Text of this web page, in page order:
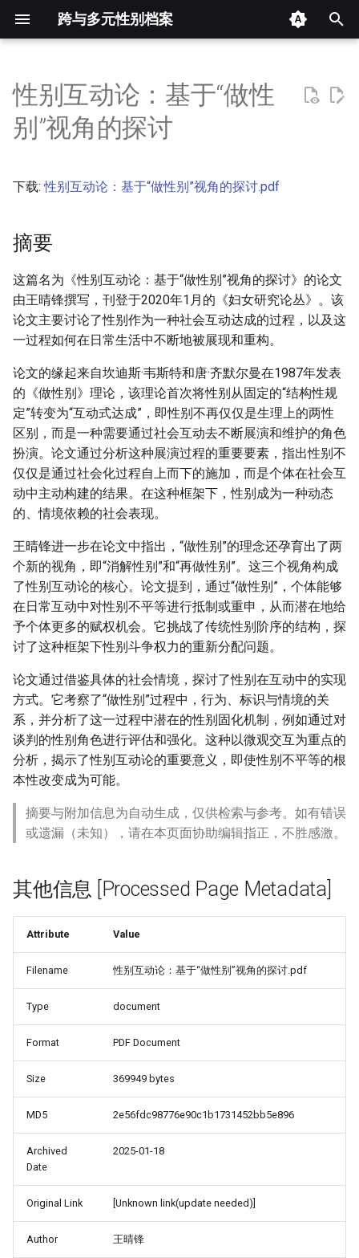
跨与多元性别档案
入
以
开
摘要
性别互动论：基于“做性
别”视角的探讨
下载:性别互动论：基于“做性别”视角的探讨.pdf
摘要
这篇名为《性别互动论：基于“做性别”视角的探讨》的论文
由王晴锋撰写，刊登于2020年1月的《妇女研究论丛》。该
论文主要讨论了性别作为一种社会互动达成的过程，以及这
一过程如何在日常生活中不断地被展现和重构。
论文的缘起来自坎迪斯·韦斯特和唐·齐默尔曼在1987年发表
的《做性别》理论，该理论首次将性别从固定的“结构性规
定”转变为“互动式达成”，即性别不再仅仅是生理上的两性
区别，而是一种需要通过社会互动去不断展演和维护的角色
扮演。论文通过分析这种展演过程的重要要素，指出性别不
仅仅是通过社会化过程自上而下的施加，而是个体在社会互
动中主动构建的结果。在这种框架下，性别成为一种动态
的、情境依赖的社会表现。
王晴锋进一步在论文中指出，“做性别”的理念还孕育出了两
个新的视角，即“消解性别”和“再做性别”。这三个视角构成
了性别互动论的核心。论文提到，通过“做性别”，个体能够
在日常互动中对性别不平等进行抵制或重申，从而潜在地给
予个体更多的赋权机会。它挑战了传统性别阶序的结构，探
讨了这种框架下性别斗争权力的重新分配问题。
论文通过借鉴具体的社会情境，探讨了性别在互动中的实现
方式。它考察了“做性别”过程中，行为、标识与情境的关
系，并分析了这一过程中潜在的性别固化机制，例如通过对
谈判的性别角色进行评估和强化。这种以微观交互为重点的
分析，揭示了性别互动论的重要意义，即使性别不平等的根
本性改变成为可能。
摘要与附加信息为自动生成，仅供检索与参考。如有错误
或遗漏（未知），请在本页面协助编辑指正，不胜感激。
其他信息 [Processed Page Metadata]
Attribute Value
Filename 性别互动论：基于“做性别”视角的探讨.pdf
Type document
Format PDF Document
Size 369949 bytes
MD5 2e56fdc98776e90c1b1731452bb5e896
Archived
Date
2025-01-18
Original Link [Unknown link(update needed)]
Author 王晴锋